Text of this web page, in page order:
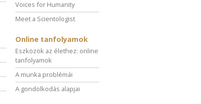
Voices for Humanity
Meet a Scientologist
Online tanfolyamok
Eszközök az élethez: online
tanfolyamok
A munka problémái
A gondolkodás alapjai